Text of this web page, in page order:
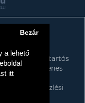
a lehető
itt
Bezár
címkékről
minden tartós
köteles ingyenes
és Hírközlési